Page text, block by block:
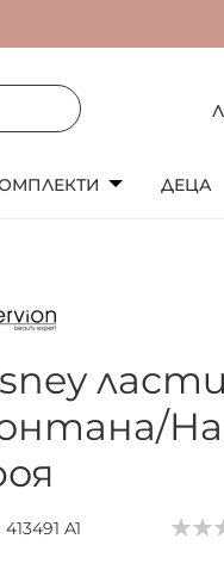
ДЕЦА
413491 A1